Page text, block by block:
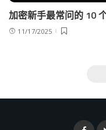
加密新手最常问的 10
11/17/2025